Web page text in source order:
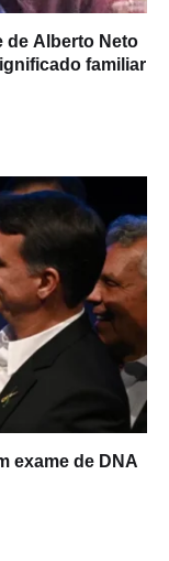
de Alberto Neto
familiar
exame de DNA